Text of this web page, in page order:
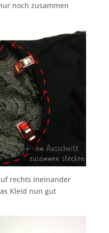
noch zusammen
rechts ineinander
Kleid nun gut